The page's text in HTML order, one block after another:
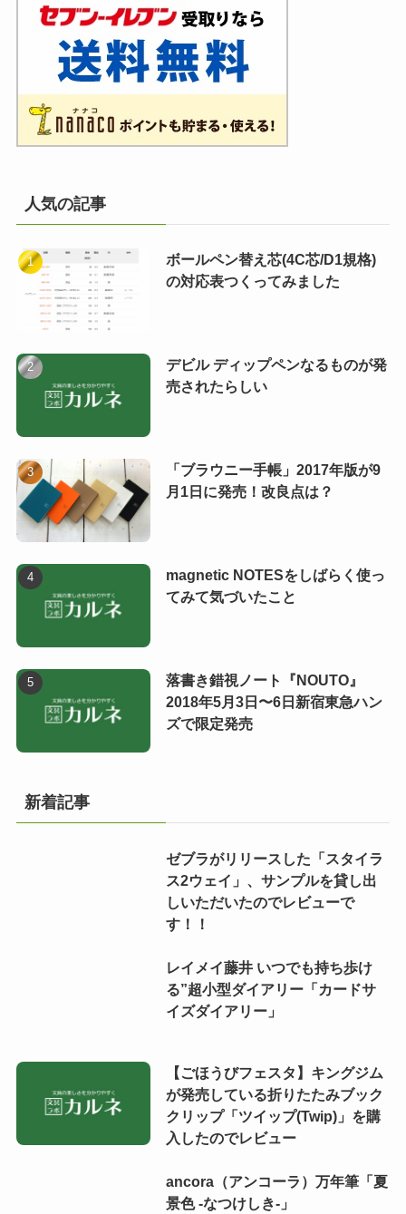
人気の記事
ボールペン替え芯(4C芯/D1規格)
の対応表つくってみました
デビル ディップペンなるものが発
売されたらしい
「ブラウニー手帳」2017年版が9
月1日に発売！改良点は？
magnetic NOTESをしばらく使っ
てみて気づいたこと
落書き錯視ノート『NOUTO』
2018年5月3日〜6日新宿東急ハン
ズで限定発売
新着記事
ゼブラがリリースした「スタイラ
ス2ウェイ」、サンプルを貸し出
しいただいたのでレビューで
す！！
レイメイ藤井 いつでも持ち歩け
る”超小型ダイアリー「カードサ
イズダイアリー」
【ごほうびフェスタ】キングジム
が発売している折りたたみブック
クリップ「ツイップ(Twip)」を購
入したのでレビュー
ancora（アンコーラ）万年筆「夏
景色 -なつけしき-」